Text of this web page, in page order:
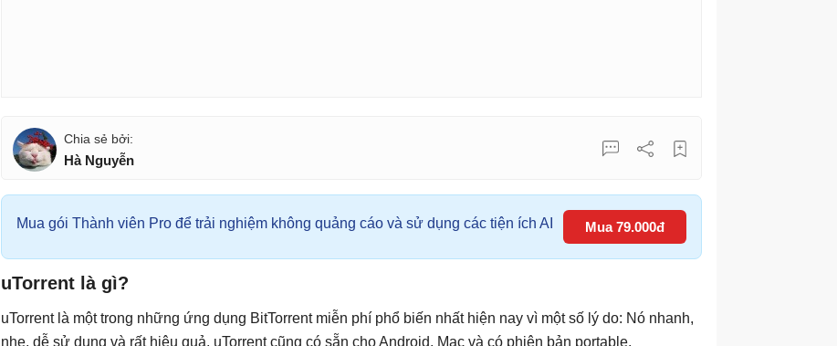
Hà Nguyễn
Mua gói Thành viên Pro để trải nghiệm không quảng cáo và sử dụng các tiện ích AI Mua 79.000đ
uTorrent là gì?
uTorrent là một trong những ứng dụng BitTorrent miễn phí phổ biến nhất hiện nay vì một số lý do: Nó nhanh,
nhẹ, dễ sử dụng và rất hiệu quả. uTorrent cũng có sẵn cho Android, Mac và có phiên bản portable.